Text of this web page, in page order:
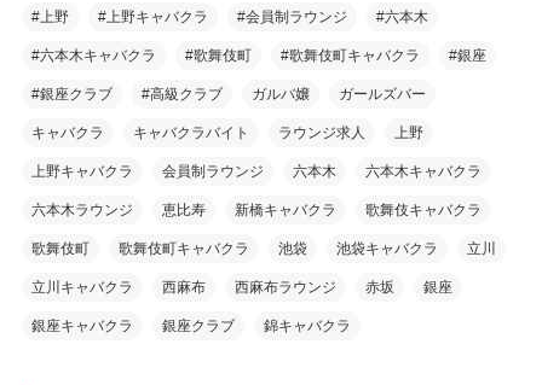
#上野 #上野キャバクラ #会員制ラウンジ #六本木
#六本木キャバクラ #歌舞伎町 #歌舞伎町キャバクラ #銀座
#銀座クラブ #高級クラブ ガルバ嬢 ガールズバー
キャバクラ キャバクラバイト ラウンジ求人 上野
上野キャバクラ 会員制ラウンジ 六本木 六本木キャバクラ
六本木ラウンジ 恵比寿 新橋キャバクラ 歌舞伎キャバクラ
歌舞伎町 歌舞伎町キャバクラ 池袋 池袋キャバクラ 立川
立川キャバクラ 西麻布 西麻布ラウンジ 赤坂 銀座
銀座キャバクラ 銀座クラブ 錦キャバクラ